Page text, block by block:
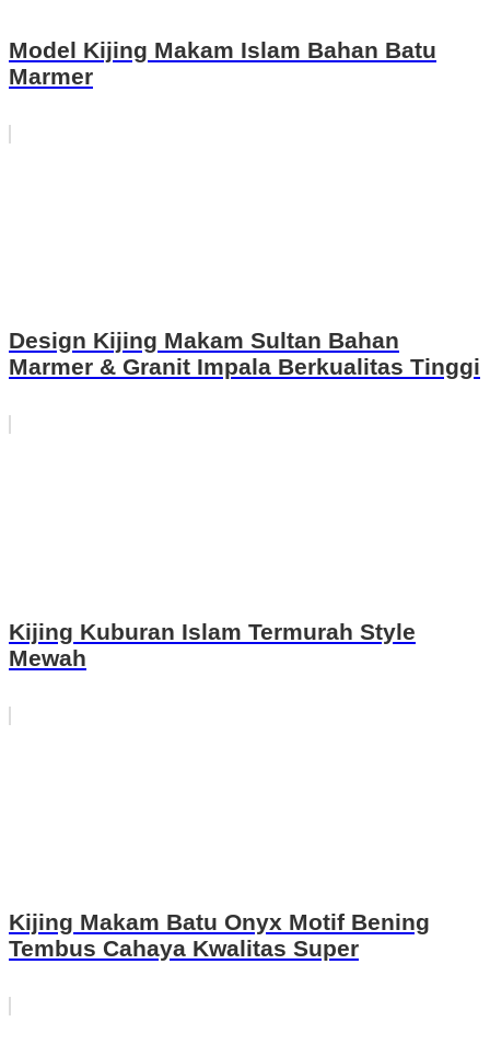
Model Kijing Makam Islam Bahan Batu
Marmer
Design Kijing Makam Sultan Bahan
Marmer & Granit Impala Berkualitas Tinggi
Kijing Kuburan Islam Termurah Style
Mewah
Kijing Makam Batu Onyx Motif Bening
Tembus Cahaya Kwalitas Super